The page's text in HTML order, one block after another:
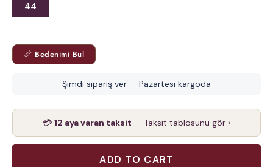
44
📏 Bedenimi Bul
Şimdi sipariş ver — Pazartesi kargoda
💳 12 aya varan taksit — Taksit tablosunu gör ›